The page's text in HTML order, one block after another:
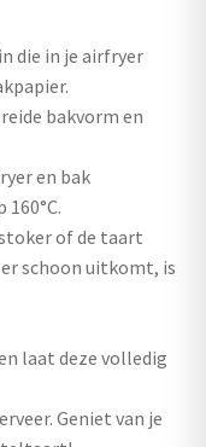
die in je airfryer
bakvorm en
en bak
of de taart
schoon uitkomt, is
laat deze volledig
Geniet van je